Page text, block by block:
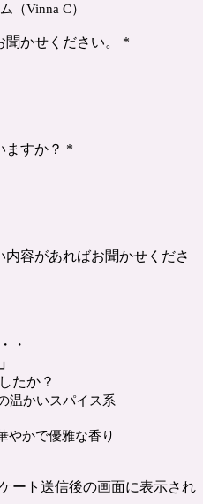
（Vinna C）
かせください。
*
ますか？ *
容があればお聞かせくださ
・
たか？
温かいスパイス系
やかで優雅な香り
ート送信後の画面に表示され